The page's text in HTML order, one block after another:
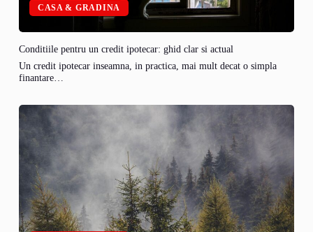
CASA & GRADINA
Conditiile pentru un credit ipotecar: ghid clar si actual
Un credit ipotecar inseamna, in practica, mai mult decat o simpla
finantare…